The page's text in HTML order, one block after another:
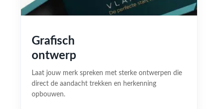
Grafisch
ontwerp
Laat jouw merk spreken met sterke ontwerpen die
direct de aandacht trekken en herkenning
opbouwen.